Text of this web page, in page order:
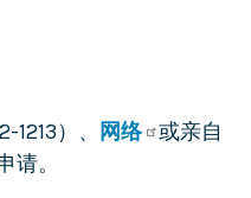
）、 网络
或亲自
请。